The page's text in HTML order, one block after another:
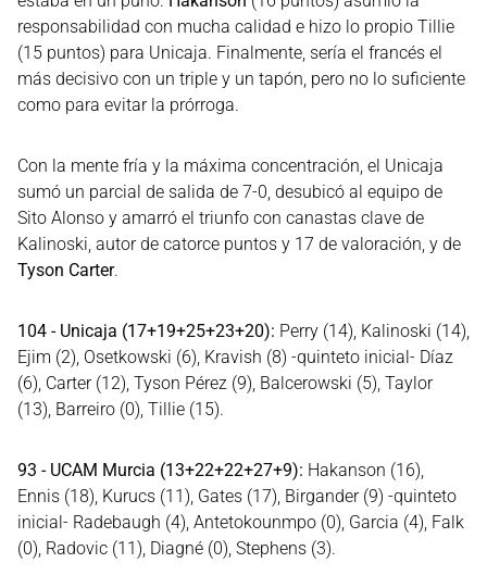
responsabilidad con mucha calidad e hizo lo propio Tillie
(15 puntos) para Unicaja. Finalmente, sería el francés el
más decisivo con un triple y un tapón, pero no lo suficiente
como para evitar la prórroga.
Con la mente fría y la máxima concentración, el Unicaja
sumó un parcial de salida de 7-0, desubicó al equipo de
Sito Alonso y amarró el triunfo con canastas clave de
Kalinoski, autor de catorce puntos y 17 de valoración, y de
Tyson Carter.
104 - Unicaja (17+19+25+23+20): Perry (14), Kalinoski (14),
Ejim (2), Osetkowski (6), Kravish (8) -quinteto inicial- Díaz
(6), Carter (12), Tyson Pérez (9), Balcerowski (5), Taylor
(13), Barreiro (0), Tillie (15).
93 - UCAM Murcia (13+22+22+27+9): Hakanson (16),
Ennis (18), Kurucs (11), Gates (17), Birgander (9) -quinteto
inicial- Radebaugh (4), Antetokounmpo (0), Garcia (4), Falk
(0), Radovic (11), Diagné (0), Stephens (3).